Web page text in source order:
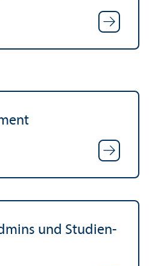
und Studien­